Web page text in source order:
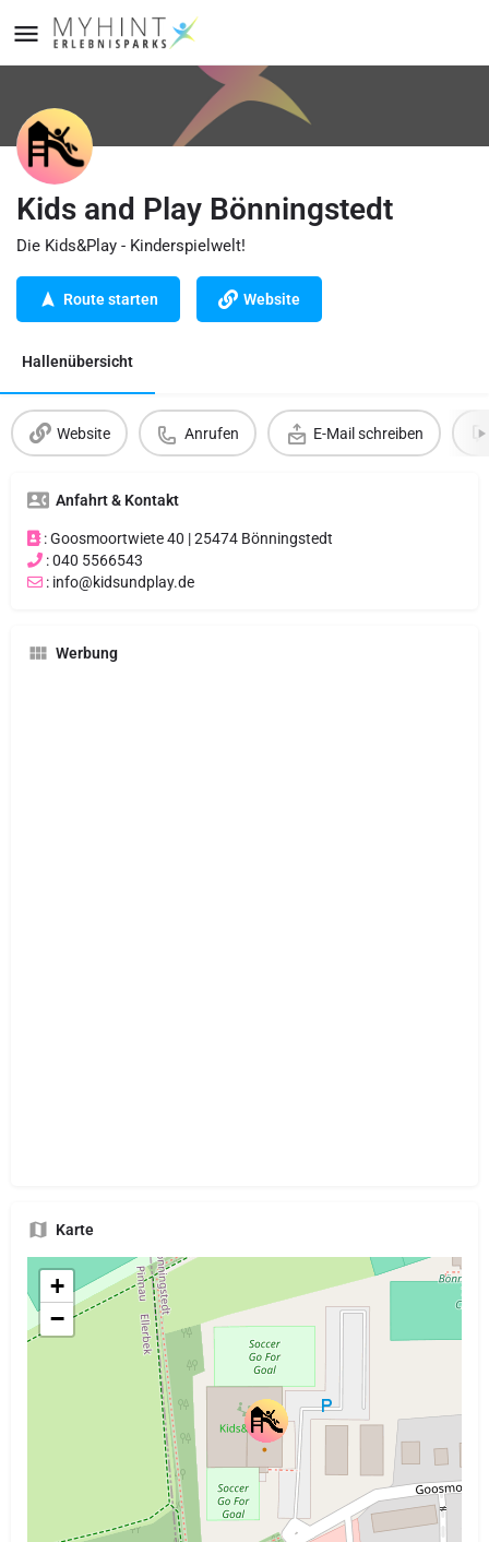
Kids and Play Bönningstedt
Die Kids&Play - Kinderspielwelt!
Route starten Website
Hallenübersicht
Website Anrufen E-Mail schreiben
Anfahrt & Kontakt
: Goosmoortwiete 40 | 25474 Bönningstedt
: 040 5566543
: info@kidsundplay.de
Werbung
Karte
+
−